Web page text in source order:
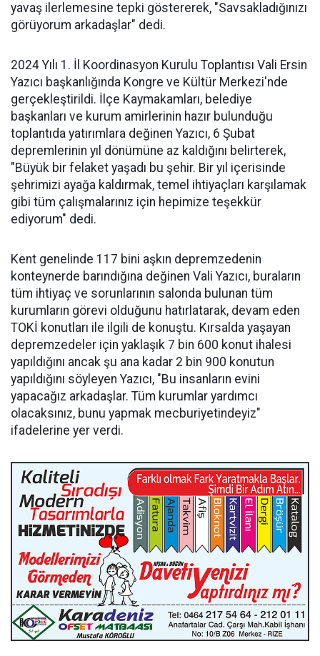
yavaş ilerlemesine tepki göstererek, "Savsakladığınızı
görüyorum arkadaşlar" dedi.
2024 Yılı 1. İl Koordinasyon Kurulu Toplantısı Vali Ersin
Yazıcı başkanlığında Kongre ve Kültür Merkezi'nde
gerçekleştirildi. İlçe Kaymakamları, belediye
başkanları ve kurum amirlerinin hazır bulunduğu
toplantıda yatırımlara değinen Yazıcı, 6 Şubat
depremlerinin yıl dönümüne az kaldığını belirterek,
"Büyük bir felaket yaşadı bu şehir. Bir yıl içerisinde
şehrimizi ayağa kaldırmak, temel ihtiyaçları karşılamak
gibi tüm çalışmalarınız için hepimize teşekkür
ediyorum" dedi.
Kent genelinde 117 bini aşkın depremzedenin
konteynerde barındığına değinen Vali Yazıcı, buraların
tüm ihtiyaç ve sorunlarının salonda bulunan tüm
kurumların görevi olduğunu hatırlatarak, devam eden
TOKİ konutları ile ilgili de konuştu. Kırsalda yaşayan
depremzedeler için yaklaşık 7 bin 600 konut ihalesi
yapıldığını ancak şu ana kadar 2 bin 900 konutun
yapıldığını söyleyen Yazıcı, "Bu insanların evini
yapacağız arkadaşlar. Tüm kurumlar yardımcı
olacaksınız, bunu yapmak mecburiyetindeyiz"
ifadelerine yer verdi.